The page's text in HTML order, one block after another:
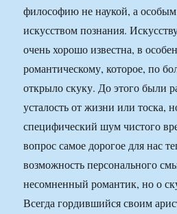
философию не наукой, а
искусством познания.
очень хорошо известна, в
романтическому, которое, по
открыло скуку. До этого были
усталость от жизни или тоска,
специфический шум чистого
вопрос самое дорогое для нас
возможность персонального
несомненный романтик, но о
Всегда гордившийся своим